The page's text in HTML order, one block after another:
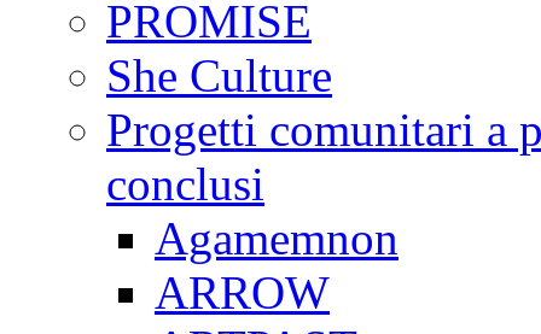
PROMISE
She Culture
Progetti comunitari a
conclusi
Agamemnon
ARROW